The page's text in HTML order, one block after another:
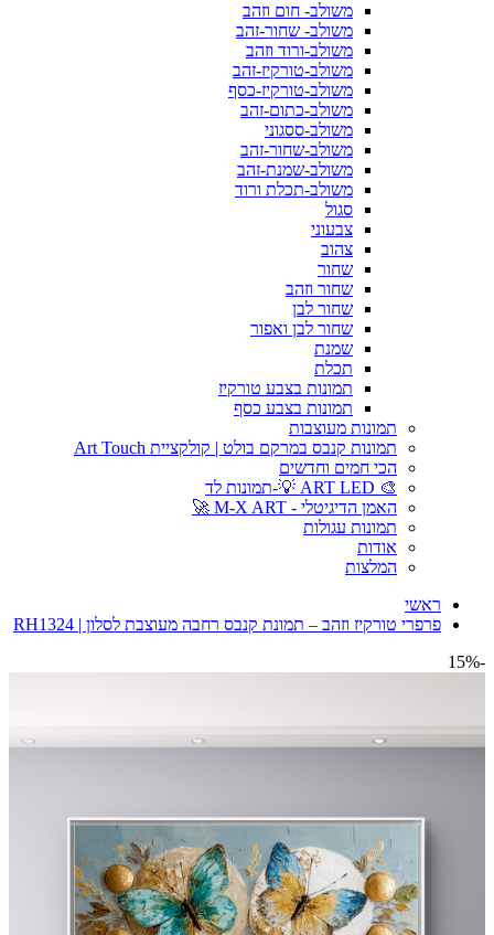
משולב- חום וזהב
משולב- שחור-זהב
משולב-ורוד וזהב
משולב-טורקיז-זהב
משולב-טורקיז-כסף
משולב-כתום-זהב
משולב-ססגוני
משולב-שחור-זהב
משולב-שמנת-זהב
משולב-תכלת ורוד
סגול
צבעוני
צהוב
שחור
שחור וזהב
שחור לבן
שחור לבן ואפור
שמנת
תכלת
תמונות בצבע טורקיז
תמונות בצבע כסף
תמונות מעוצבות
תמונות קנבס במרקם בולט | קולקציית Art Touch
הכי חמים וחדשים
🎨 ART LED 💡-תמונות לד
האמן הדיגיטלי - M-X ART 🚀
תמונות עגולות
אודות
המלצות
ראשי
פרפרי טורקיז וזהב – תמונת קנבס רחבה מעוצבת לסלון | RH1324
-15%